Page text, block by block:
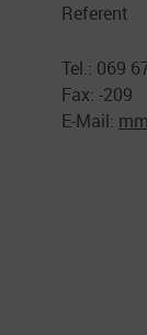
Referent
Tel.: 069
Fax: -209
E-Mail: